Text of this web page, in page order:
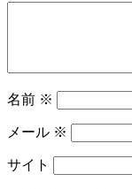
名前 ※
メール ※
サイト